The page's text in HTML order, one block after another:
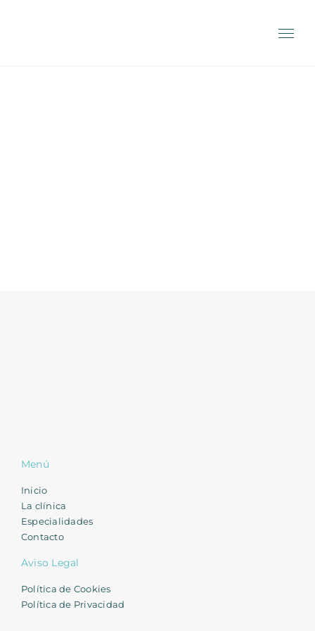
Menú
Inicio
La clínica
Especialidades
Contacto
Aviso Legal
Política de Cookies
Política de Privacidad